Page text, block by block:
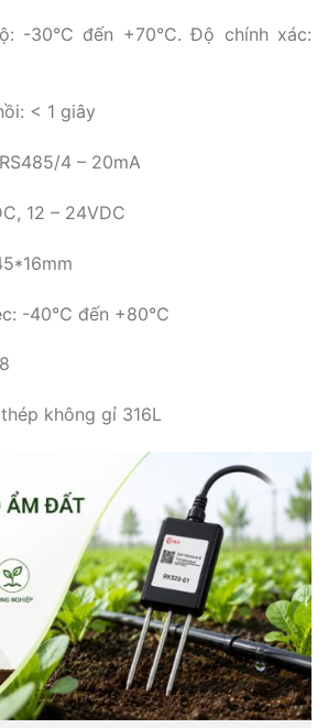
-30°C đến +70°C. Độ chính xác:
< 1 giây
4 – 20mA
12 – 24VDC
-40℃ đến +80℃
không gỉ 316L